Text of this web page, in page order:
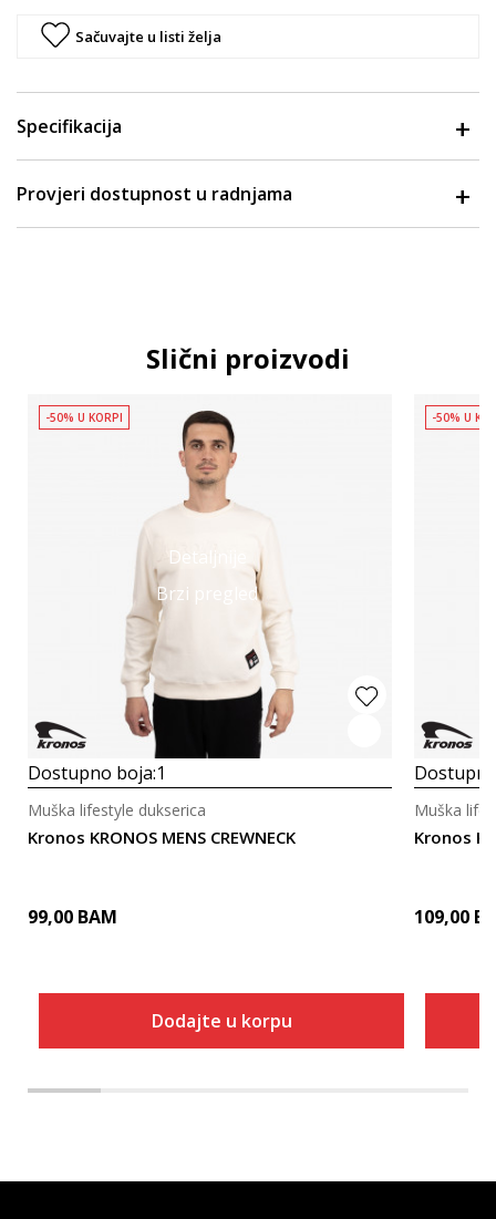
Sačuvajte u listi želja
Specifikacija
Provjeri dostupnost u radnjama
Slični proizvodi
Detaljnije
Brzi pregled
-50% U KORPI
Dostupno boja:1
Kronos KRONOS MENS CREWNECK
Muška lifestyle dukserica
99,00 BAM
Dodajte u korpu
-50% U
Kronos
Muška
109,00